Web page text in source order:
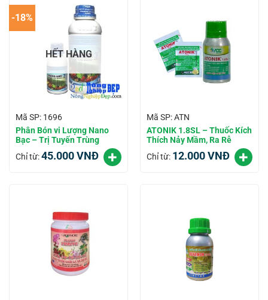
-18%
HẾT HÀNG
Mã SP: 1696
Phân Bón vi Lượng Nano
Bạc – Trị Tuyến Trùng
Chỉ từ:45.000VNĐ
Mã SP: ATN
ATONIK 1.8SL – Thuốc Kích
Thích Nảy Mầm, Ra Rễ
Chỉ từ: 12.000VNĐ